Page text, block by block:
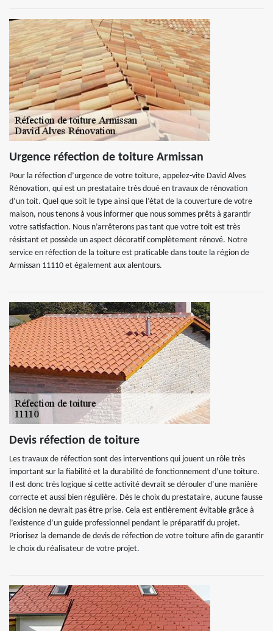
Urgence réfection de toiture Armissan
Pour la réfection d’urgence de votre toiture, appelez-vite David Alves
Rénovation, qui est un prestataire très doué en travaux de rénovation
d’un toit. Quel que soit le type ainsi que l’état de la couverture de votre
maison, nous tenons à vous informer que nous sommes prêts à garantir
votre satisfaction. Nous n’arrêterons pas tant que votre toit est très
résistant et possède un aspect décoratif complètement rénové. Notre
service en réfection de la toiture est praticable dans toute la région de
Armissan 11110 et également aux alentours.
Devis réfection de toiture
Les travaux de réfection sont des interventions qui jouent un rôle très
important sur la fiabilité et la durabilité de fonctionnement d’une toiture.
Il est donc très logique si cette activité devrait se dérouler d’une manière
correcte et aussi bien régulière. Dès le choix du prestataire, aucune fausse
décision ne devrait pas être prise. Cela est entièrement évitable grâce à
l’existence d’un guide professionnel pendant le préparatif du projet.
Priorisez la demande de devis de réfection de votre toiture afin de garantir
le choix du réalisateur de votre projet.